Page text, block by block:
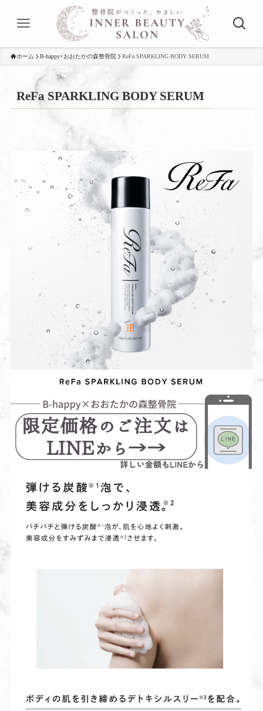
ホーム B-happy×おおたかの森整骨院 ReFa SPARKLING BODY SERUM
ReFa SPARKLING BODY SERUM